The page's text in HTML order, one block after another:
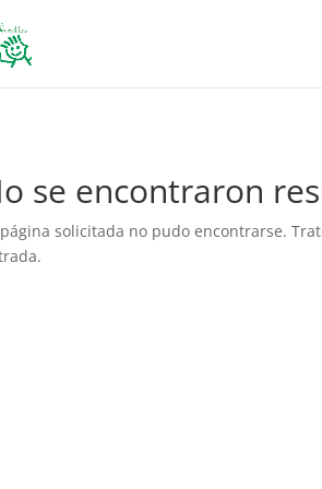
se encontraron
solicitada no pudo encontrarse.